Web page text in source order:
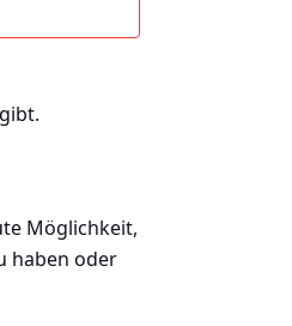
Möglichkeit,
haben oder